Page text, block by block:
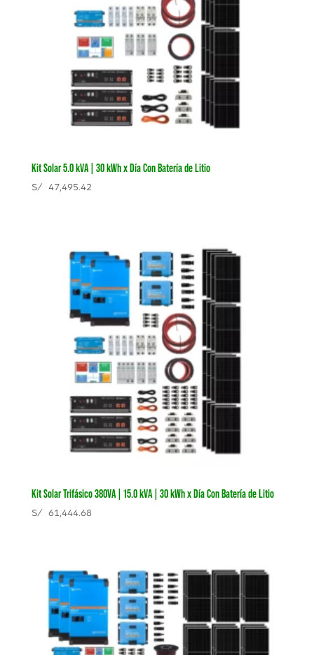
Kit Solar 5.0 kVA | 30 kWh x Día Con Batería de Litio
S/47,495.42
Kit Solar Trifásico 380VA | 15.0 kVA | 30 kWh x Día Con Batería de Litio
S/61,444.68